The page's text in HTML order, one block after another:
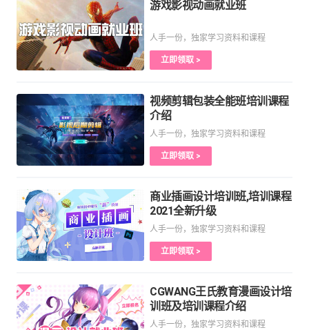
游戏影视动画就业班
人手一份，独家学习资料和课程
立即领取 >
视频剪辑包装全能班培训课程
介绍
人手一份，独家学习资料和课程
立即领取 >
商业插画设计培训班,培训课程
2021全新升级
人手一份，独家学习资料和课程
立即领取 >
CGWANG王氏教育漫画设计培
训班及培训课程介绍
人手一份，独家学习资料和课程